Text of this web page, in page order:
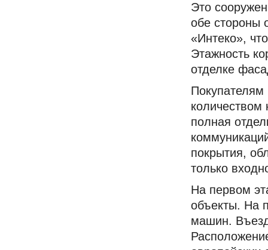
Это
обе стороны
«Интеко»,
Этажность
отделке
количеством
полная
покрытия,
только
На первом
объекты. На
машин.